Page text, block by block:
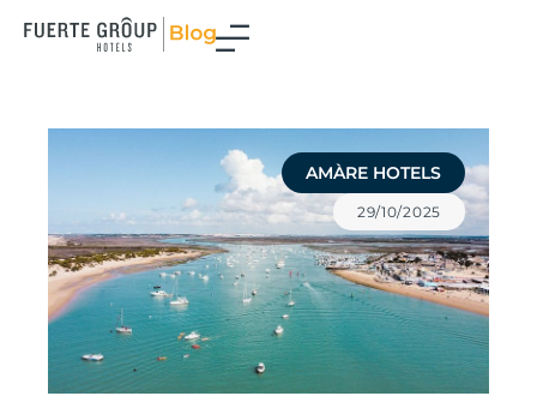
29/10/2025
AMÀRE HOTELS